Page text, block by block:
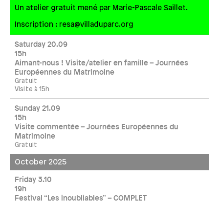
Un atelier gratuit mené par Marie-Pascale Saillet.
Inscription : resa@villaduparc.org
Saturday 20.09
15h
Aimant-nous ! Visite/atelier en famille – Journées
Européennes du Matrimoine
Gratuit
Visite à 15h
Sunday 21.09
15h
Visite commentée – Journées Européennes du
Matrimoine
Gratuit
October 2025
Friday 3.10
19h
Festival “Les inoubliables” – COMPLET